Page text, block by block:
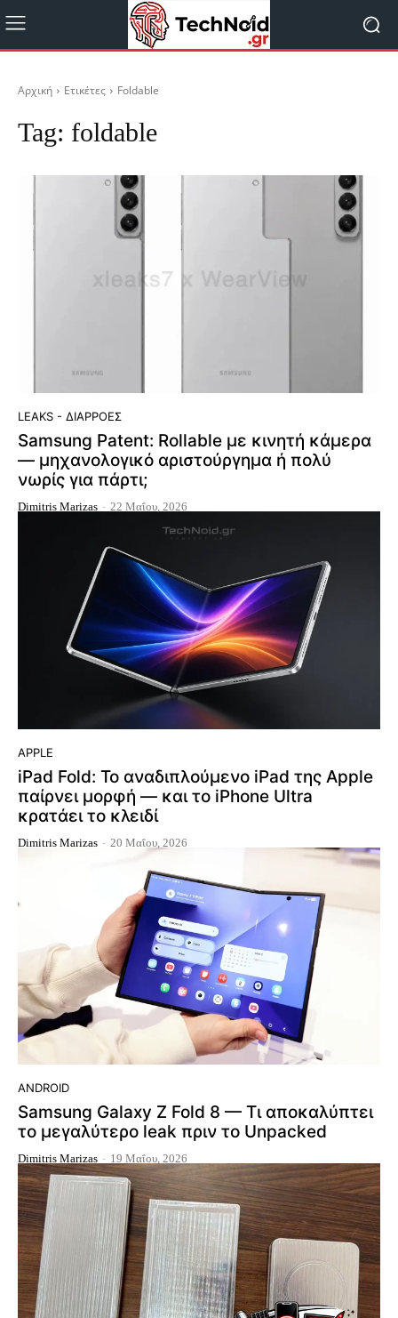
Αρχική Ετικέτες Foldable
Tag: foldable
LEAKS - ΔΙΑΡΡΟΈΣ
Samsung Patent: Rollable με κινητή κάμερα
— μηχανολογικό αριστούργημα ή πολύ
νωρίς για πάρτι;
Dimitris Marizas - 22 Μαΐου, 2026
APPLE
iPad Fold: Το αναδιπλούμενο iPad της Apple
παίρνει μορφή — και το iPhone Ultra
κρατάει το κλειδί
Dimitris Marizas - 20 Μαΐου, 2026
ANDROID
Samsung Galaxy Z Fold 8 — Τι αποκαλύπτει
το μεγαλύτερο leak πριν το Unpacked
Dimitris Marizas - 19 Μαΐου, 2026